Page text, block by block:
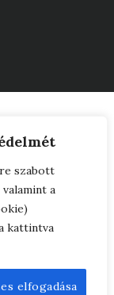
szabott
a
kattintva
elfogadása
·